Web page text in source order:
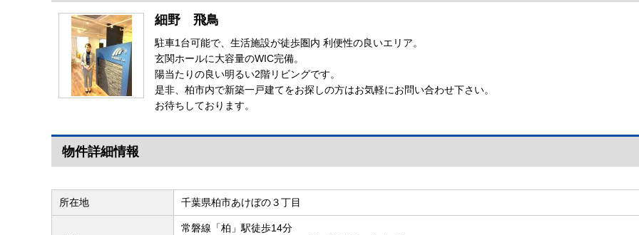
細野 飛鳥
駐車1台可能で、生活施設が徒歩圏内 利便性の良いエリア。
玄関ホールに大容量のWIC完備。
陽当たりの良い明るい2階リビングです。
是非、柏市内で新築一戸建てをお探しの方はお気軽にお問い合わせ下さい。
お待ちしております。
物件詳細情報
所在地 千葉県柏市あけぼの３丁目
常磐線「柏」駅徒歩14分